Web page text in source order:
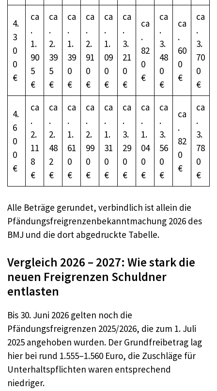
4.
3
0
0
€
ca
.
1.
90
5
€
ca
.
2.
39
5
€
ca
.
1.
39
0
€
ca
.
2.
91
0
€
ca
.
1.
09
0
€
ca
.
3.
21
0
€
ca
.
82
0
€
ca
.
3.
48
0
€
ca
.
60
0
€
ca
.
3.
70
0
€
4.
6
0
0
€
ca
.
2.
11
8
€
ca
.
2.
48
2
€
ca
.
1.
61
0
€
ca
.
2.
99
0
€
ca
.
1.
31
0
€
ca
.
3.
29
0
€
ca
.
1.
04
0
€
ca
.
3.
56
0
€
ca
.
82
0
€
ca
.
3.
78
0
€
Alle Beträge gerundet, verbindlich ist allein die
Pfändungsfreigrenzenbekanntmachung 2026 des
BMJ und die dort abgedruckte Tabelle.
Vergleich 2026 – 2027: Wie stark die
neuen Freigrenzen Schuldner
entlasten
Bis 30. Juni 2026 gelten noch die
Pfändungsfreigrenzen 2025/2026, die zum 1. Juli
2025 angehoben wurden. Der Grundfreibetrag lag
hier bei rund 1.555–1.560 Euro, die Zuschläge für
Unterhaltspflichten waren entsprechend
niedriger.